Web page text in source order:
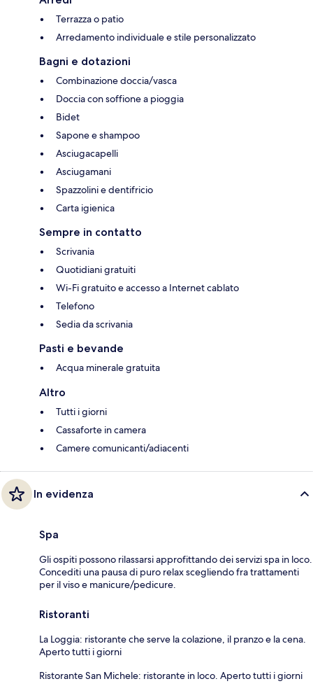
Terrazza o patio
Arredamento individuale e stile personalizzato
Bagni e dotazioni
Combinazione doccia/vasca
Doccia con soffione a pioggia
Bidet
Sapone e shampoo
Asciugacapelli
Asciugamani
Spazzolini e dentifricio
Carta igienica
Sempre in contatto
Scrivania
Quotidiani gratuiti
Wi-Fi gratuito e accesso a Internet cablato
Telefono
Sedia da scrivania
Pasti e bevande
Acqua minerale gratuita
Altro
Tutti i giorni
Cassaforte in camera
Camere comunicanti/adiacenti
In evidenza
Spa
Gli ospiti possono rilassarsi approfittando dei servizi spa in loco.
Concediti una pausa di puro relax scegliendo fra trattamenti
per il viso e manicure/pedicure.
Ristoranti
La Loggia: ristorante che serve la colazione, il pranzo e la cena.
Aperto tutti i giorni
Ristorante San Michele: ristorante in loco. Aperto tutti i giorni